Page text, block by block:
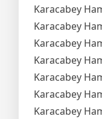
Karacabey
Karacabey
Karacabey
Karacabey
Karacabey
Karacabey
Karacabey